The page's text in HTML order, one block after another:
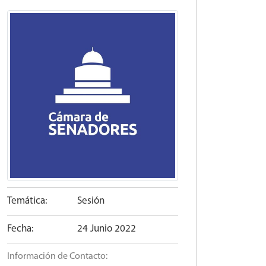
Temática: Sesión
Fecha: 24 Junio 2022
Información de Contacto: